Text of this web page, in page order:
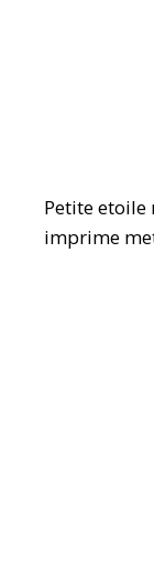
Petite etoile
imprime